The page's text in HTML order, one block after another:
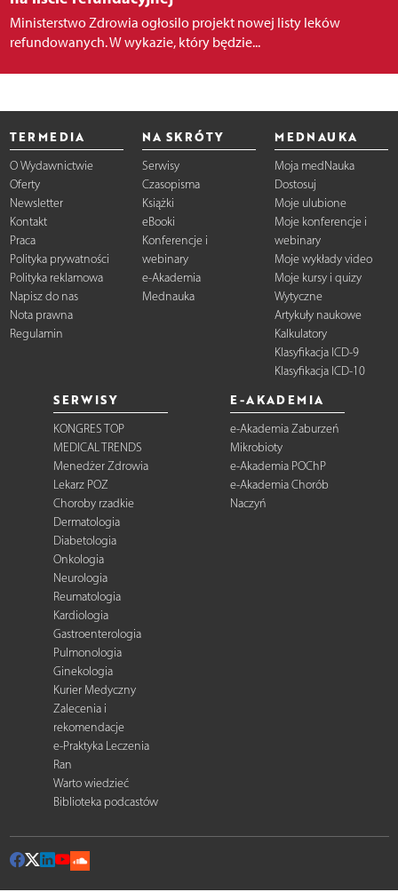
Ministerstwo Zdrowia ogłosilo projekt nowej listy leków
refundowanych. W wykazie, który będzie...
TERMEDIA
O Wydawnictwie
Oferty
Newsletter
Kontakt
Praca
Polityka prywatności
Polityka reklamowa
Napisz do nas
Nota prawna
Regulamin
NA SKRÓTY
Serwisy
Czasopisma
Książki
eBooki
Konferencje i
webinary
e-Akademia
Mednauka
MEDNAUKA
Moja medNauka
Dostosuj
Moje ulubione
Moje konferencje i
webinary
Moje wykłady video
Moje kursy i quizy
Wytyczne
Artykuły naukowe
Kalkulatory
Klasyfikacja ICD-9
Klasyfikacja ICD-10
SERWISY
KONGRES TOP
MEDICAL TRENDS
Menedżer Zdrowia
Lekarz POZ
Choroby rzadkie
Dermatologia
Diabetologia
Onkologia
Neurologia
Reumatologia
Kardiologia
Gastroenterologia
Pulmonologia
Ginekologia
Kurier Medyczny
Zalecenia i
rekomendacje
e-Praktyka Leczenia
Ran
Warto wiedzieć
Biblioteka podcastów
E-AKADEMIA
e-Akademia Zaburzeń
Mikrobioty
e-Akademia POChP
e-Akademia Chorób
Naczyń